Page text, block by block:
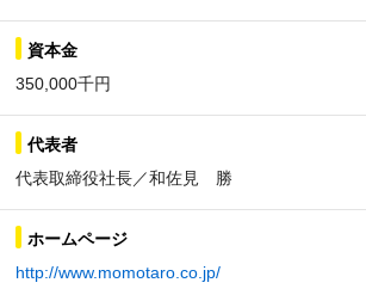
資本金
350,000千円
代表者
代表取締役社長／和佐見 勝
ホームページ
http://www.momotaro.co.jp/